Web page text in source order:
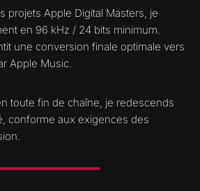
projets Apple Digital Masters, je
en 96 kHz / 24 bits minimum.
une conversion finale optimale vers
Apple Music.
toute fin de chaîne, je redescends
conforme aux exigences des